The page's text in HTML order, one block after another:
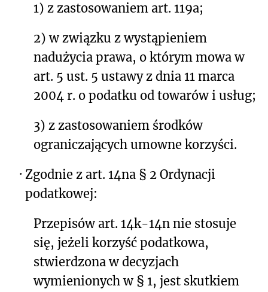
1) z zastosowaniem art. 119a;
2) w związku z wystąpieniem
nadużycia prawa, o którym mowa w
art. 5 ust. 5 ustawy z dnia 11 marca
2004 r. o podatku od towarów i usług;
3) z zastosowaniem środków
ograniczających umowne korzyści.
· Zgodnie z art. 14na § 2 Ordynacji
podatkowej:
Przepisów art. 14k-14n nie stosuje
się, jeżeli korzyść podatkowa,
stwierdzona w decyzjach
wymienionych w § 1, jest skutkiem